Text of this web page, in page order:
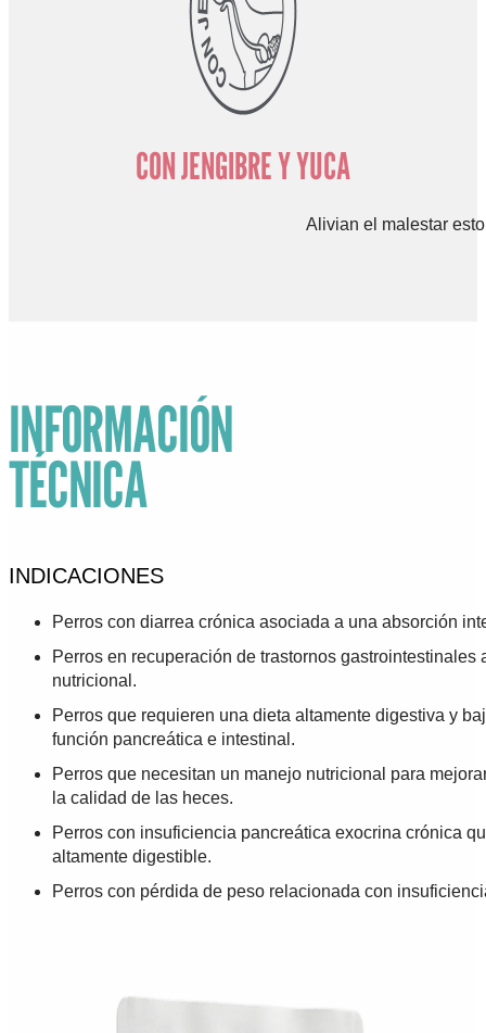
CON JENGIBRE Y YUCA
Alivian el malestar
INFORMACIÓN
TÉCNICA
INDICACIONES
Perros con diarrea crónica asociada a una absorción
Perros en recuperación de trastornos gastrointestinales
nutricional.
Perros que requieren una dieta altamente digestiva y
función pancreática e intestinal.
Perros que necesitan un manejo nutricional para
la calidad de las heces.
Perros con insuficiencia pancreática exocrina crónica
altamente digestible.
Perros con pérdida de peso relacionada con